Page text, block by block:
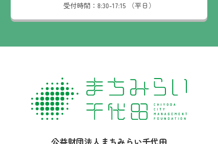
受付時間： 8:30-17:15 （平日）
社名：
公益財団法人まちみらい千代田